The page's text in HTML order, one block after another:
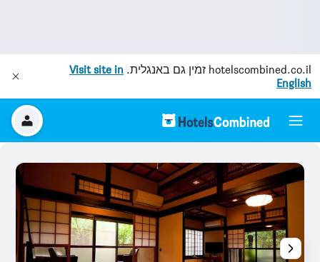
hotelscombined.co.il זמין גם באנגלית. Visit site in
English